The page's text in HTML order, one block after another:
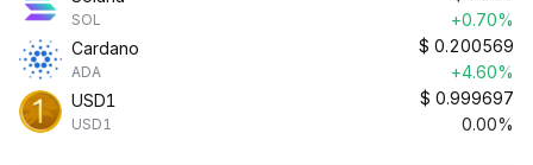
SOL
+0.70%
Cardano
ADA
$ 0.200569
+4.60%
USD1
USD1
$ 0.999697
0.00%